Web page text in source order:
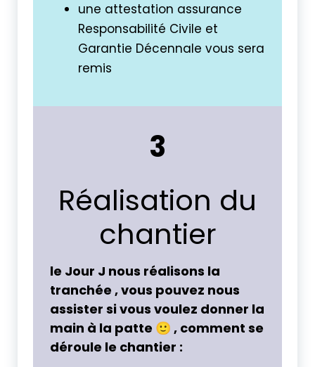
une attestation assurance
Responsabilité Civile et
Garantie Décennale vous sera
remis
3
Réalisation du
chantier
le Jour J nous réalisons la
tranchée , vous pouvez nous
assister si vous voulez donner la
main à la patte 🙂 , comment se
déroule le chantier :